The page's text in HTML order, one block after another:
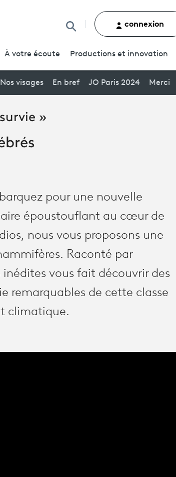
Rechercher un contenu
connexion
À votre écoute Productions et innovation
Nos visages En bref JO Paris 2024 Merci
»
pour une nouvelle
époustouflant au cœur de
nous vous proposons une
Raconté par
inédites vous fait découvrir des
remarquables de cette classe
climatique.